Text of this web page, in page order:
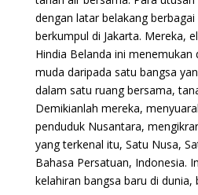
dengan latar belakang
berkumpul di Jakarta. Mereka,
Hindia Belanda ini menemukan
muda daripada satu bangsa
dalam satu ruang bersama,
Demikianlah mereka,
penduduk Nusantara,
yang terkenal itu, Satu Nusa,
Bahasa Persatuan, Indonesia.
kelahiran bangsa baru di dunia,